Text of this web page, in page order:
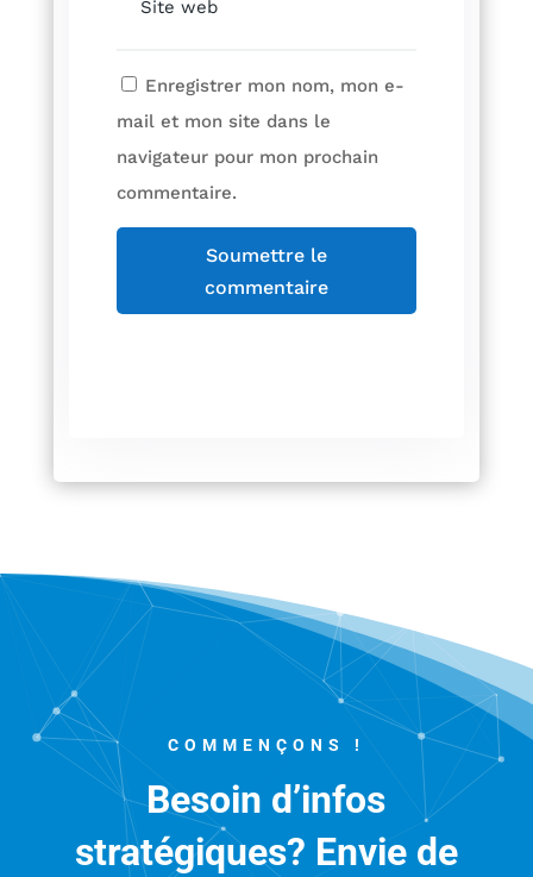
Enregistrer mon nom, mon e-
mail et mon site dans le
navigateur pour mon prochain
commentaire.
Soumettre le
commentaire
COMMENÇONS !
Besoin d’infos
stratégiques? Envie de